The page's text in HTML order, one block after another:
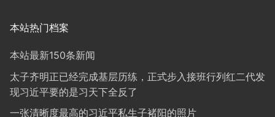
本站热门档案
本站最新150条新闻
太子齐明正已经完成基层历练，正式步入接班行列红二代发
现习近平要的是习天下全反了
一张清晰度最高的习近平私生子褚阳的照片